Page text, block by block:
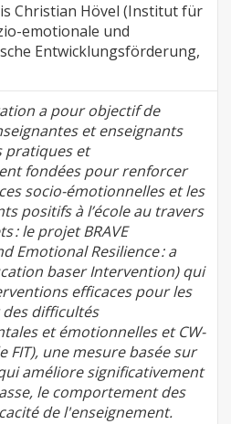
Christian Hövel (Institut für
emotionale und
Entwicklungsförderung,
a pour objectif de
et enseignants
pratiques et
fondées pour renforcer
socio-émotionnelles et les
positifs à l’école au travers
: le projet BRAVE
Emotional Resilience : a
baser Intervention) qui
efficaces pour les
difficultés
et émotionnelles et CW-
FIT), une mesure basée sur
améliore significativement
le comportement des
de l'enseignement.